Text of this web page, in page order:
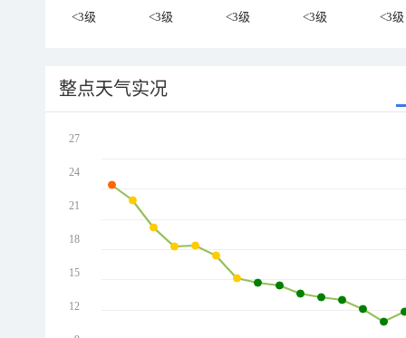
<3级
<3级 <3级 <3级 <3级
整点天气实况
27
24
21
18
15
12